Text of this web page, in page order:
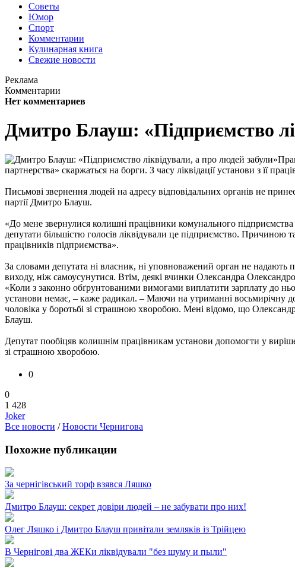
Советы
Юмор
Спорт
Комментарии
Кулинарная книга
Свежие новости
Реклама
Комментарии
Нет комментариев
Дмитро Блауш: «Підприємство
партнерства» скаржаться на борги. З часу ліквідації установи з її
Письмові звернення людей на адресу відповідальних органів не
партії Дмитро Блауш.
«До мене звернулися колишні працівники комунального
депутати більшістю голосів ліквідували це підприємство.
працівників підприємства».
За словами депутата ні власник, ні уповноважений орган не
виходу, ніж самоусунутися. Втім, деякі вчинки Олександра
«Коли з законно обґрунтованими вимогами виплатити зарплату до
установи немає, – каже радикал. – Маючи на утриманні восьмирічну
чоловіка у боротьбі зі страшною хворобою. Мені відомо, що
Блауш.
Депутат пообіцяв колишнім працівникам установи допомогти у
зі страшною хворобою.
0
0
1 428
Joker
Все новости /Новости Чернигова
Похожие публикации
За чернігівський торф взявся Ляшко
Дмитро Блауш: секрет довіри людей – не забувати про них!
Олег Ляшко і Дмитро Блауш привітали земляків із Трійцею
В Чернігові два ЖЕКи ліквідували "без шуму и пыли"